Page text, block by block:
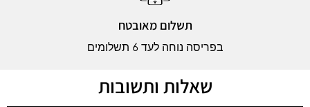
תשלום מאובטח
בפריסה נוחה לעד 6 תשלומים
שאלות ותשובות